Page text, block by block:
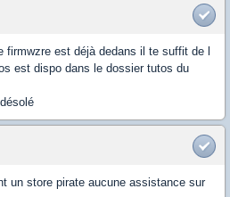
est déjà dedans il te suffit de l
est dispo dans le dossier tutos du
un store pirate aucune assistance sur